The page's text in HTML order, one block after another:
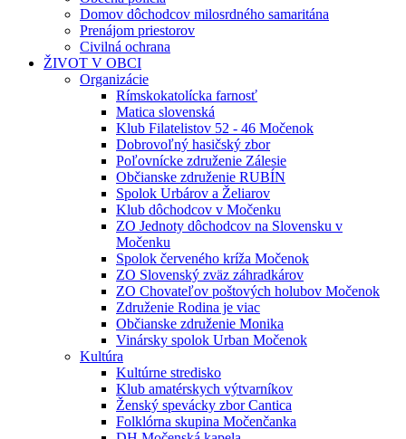
Domov dôchodcov milosrdného samaritána
Prenájom priestorov
Civilná ochrana
ŽIVOT V OBCI
Organizácie
Rímskokatolícka farnosť
Matica slovenská
Klub Filatelistov 52 - 46 Močenok
Dobrovoľný hasičský zbor
Poľovnícke združenie Zálesie
Občianske združenie RUBÍN
Spolok Urbárov a Želiarov
Klub dôchodcov v Močenku
ZO Jednoty dôchodcov na Slovensku v
Močenku
Spolok červeného kríža Močenok
ZO Slovenský zväz záhradkárov
ZO Chovateľov poštových holubov Močenok
Združenie Rodina je viac
Občianske združenie Monika
Vinársky spolok Urban Močenok
Kultúra
Kultúrne stredisko
Klub amatérskych výtvarníkov
Ženský spevácky zbor Cantica
Folklórna skupina Močenčanka